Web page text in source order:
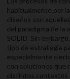
habitualmente por
diseños son
del paradigma de la
SOLID. Sin
tipo de estrategia
especialmente
con soluciones que
distintos contextos